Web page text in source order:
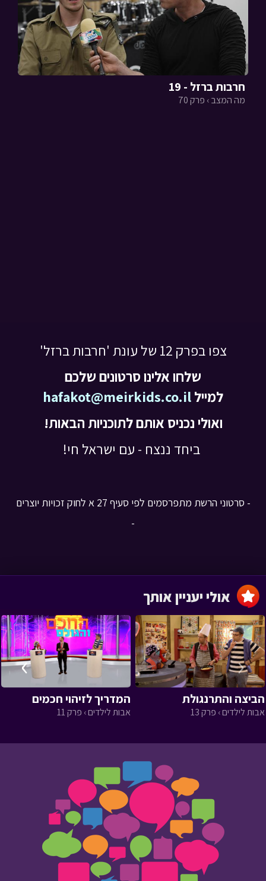
חרבות ברזל - 19
מה המצב › פרק 70
צפו בפרק 12 של עונת 'חרבות ברזל'
שלחו אלינו סרטונים שלכם
למיילhafakot@meirkids.co.il
ואולי נכניס אותם לתוכניות הבאות!
ביחד ננצח - עם ישראל חי!
- סרטוני הרשת מתפרסמים לפי סעיף 27 א לחוק זכויות יוצרים
-
הביצה והתרנגולת
אבות לילדים › פרק 13
המדריך לזיהוי חכמים
אבות לילדים › פרק 11
‹
›